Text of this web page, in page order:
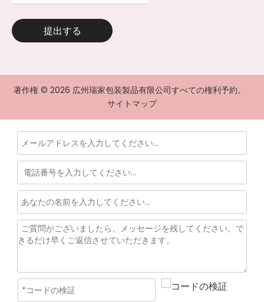
提出する
著作権 © 2026 広州瑞家包装製品有限公司すべての権利予約。
サイトマップ